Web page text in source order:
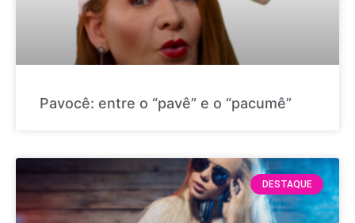
Pavocê: entre o “pavê” e o “pacumê”
DESTAQUE